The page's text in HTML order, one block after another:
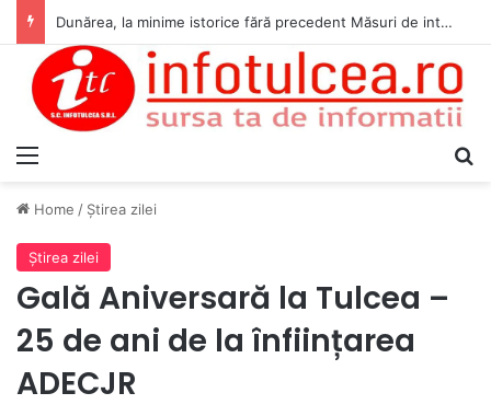
Dunărea, la minime istorice fără precedent Măsuri de intervenție pentru menținerea debitelor minime, necesare pentru producția de energie nucleară
Home / Ştirea zilei
Ştirea zilei
Gală Aniversară la Tulcea –
25 de ani de la înființarea
ADECJR